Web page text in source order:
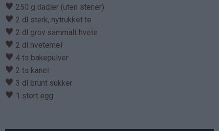
♥ 250 g dadler (uten stener)
♥ 2 dl sterk, nytrukket te
♥ 2 dl grov sammalt hvete
♥ 2 dl hvetemel
♥ 4 ts bakepulver
♥ 2 ts kanel
♥ 3 dl brunt sukker
♥ 1 stort egg